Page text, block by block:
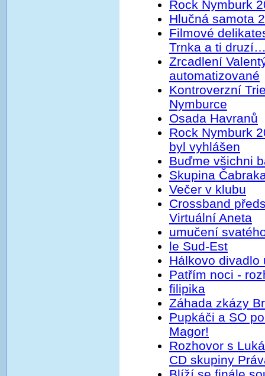
Rock Nymburk
Hlučná samota
Filmové
Trnka a ti
Zrcadlení
automatizované
Kontroverzní
Nymburce
Osada Havranů
Rock Nymburk
byl vyhlášen
Buďme všichni
Skupina
Večer v klubu
Crossband
Virtuální Aneta
umučení
le Sud-Est
Hálkovo divadlo
Patřím noci -
filipika
Záhada zkázy
Pupkáči a SO
Magor!
Rozhovor s
CD skupiny